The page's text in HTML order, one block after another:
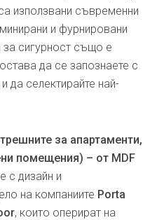
използвани съвременни
и фурнировани
за сигурност също е
да се запознаете с
да селектирайте най-
за апартаменти,
помещения) – от MDF
с дизайн и
на компаниите Porta
, които оперират на